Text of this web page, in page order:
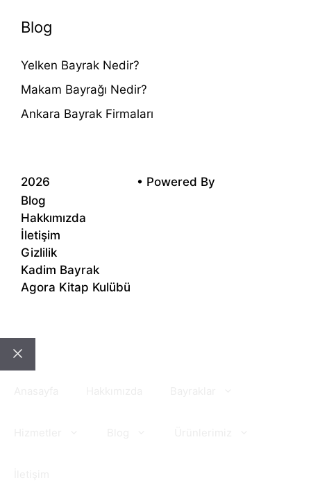
Blog
Yelken Bayrak Nedir?
Makam Bayrağı Nedir?
Ankara Bayrak Firmaları
2026 • Powered By
Blog
Hakkımızda
İletişim
Gizlilik
Kadim Bayrak
Agora Kitap Kulübü
Close